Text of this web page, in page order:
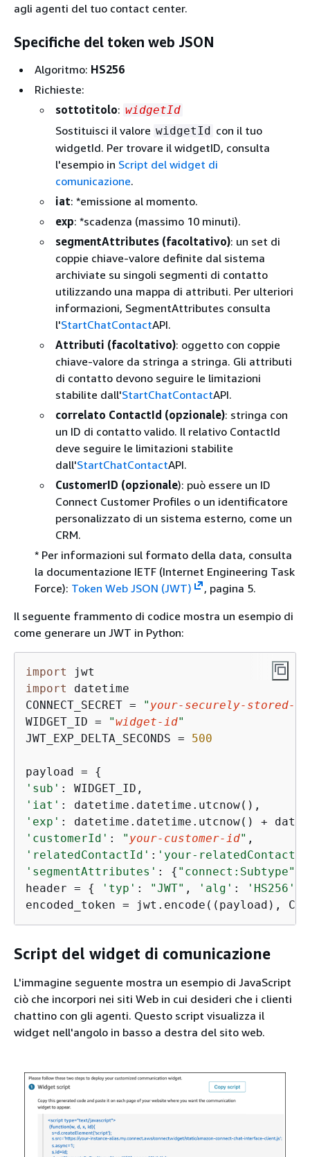
agli agenti del tuo contact center.
Specifiche del token web JSON
Algoritmo: HS256
Richieste:
sottotitolo: widgetId
Sostituisci il valore widgetId con il tuo
widgetId. Per trovare il widgetID, consulta
l'esempio in Script del widget di
comunicazione.
iat: *emissione al momento.
exp: *scadenza (massimo 10 minuti).
segmentAttributes (facoltativo): un set di
coppie chiave-valore definite dal sistema
archiviate su singoli segmenti di contatto
utilizzando una mappa di attributi. Per ulteriori
informazioni, SegmentAttributes consulta
l'StartChatContactAPI.
Attributi (facoltativo): oggetto con coppie
chiave-valore da stringa a stringa. Gli attributi
di contatto devono seguire le limitazioni
stabilite dall'StartChatContactAPI.
correlato ContactId (opzionale): stringa con
un ID di contatto valido. Il relativo ContactId
deve seguire le limitazioni stabilite
dall'StartChatContactAPI.
CustomerID (opzionale): può essere un ID
Connect Customer Profiles o un identificatore
personalizzato di un sistema esterno, come un
CRM.
* Per informazioni sul formato della data, consulta
la documentazione IETF (Internet Engineering Task
Force): Token Web JSON (JWT)
, pagina 5.
Il seguente frammento di codice mostra un esempio di
come generare un JWT in Python:
import
import
datetime
CONNECT_SECRET =
" your-securely-stored-
WIDGET_ID =
"widget-id"
JWT_EXP_DELTA_SECONDS = 500
payload = {
'sub'
'iat'
'exp'
'customerId' : " your-customer-id"
'relatedContactId' : 'your-
'segmentAttributes' : { "connect:Subtype"
header = { 'typ' : "JWT" , 'alg' : 'HS256'
encoded_token = jwt.encode((payload),
Script del widget di comunicazione
L'immagine seguente mostra un esempio di JavaScript
ciò che incorpori nei siti Web in cui desideri che i clienti
chattino con gli agenti. Questo script visualizza il
widget nell'angolo in basso a destra del sito web.